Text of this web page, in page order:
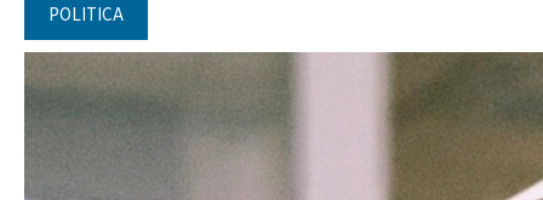
POLITICA